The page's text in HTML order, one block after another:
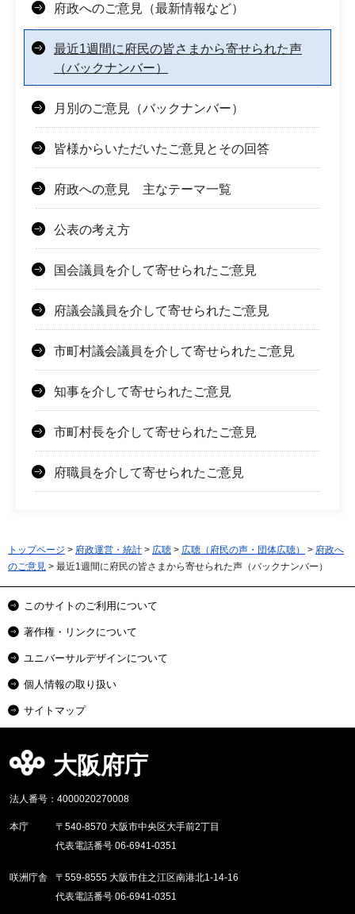
府政へのご意見（最新情報など）
最近1週間に府民の皆さまから寄せられた声
（バックナンバー）
月別のご意見（バックナンバー）
皆様からいただいたご意見とその回答
府政への意見 主なテーマ一覧
公表の考え方
国会議員を介して寄せられたご意見
府議会議員を介して寄せられたご意見
市町村議会議員を介して寄せられたご意見
知事を介して寄せられたご意見
市町村長を介して寄せられたご意見
府職員を介して寄せられたご意見
トップページ > 府政運営・統計 > 広聴 > 広聴（府民の声・団体広聴） > 府政へ
のご意見 > 最近1週間に府民の皆さまから寄せられた声（バックナンバー）
このサイトのご利用について
著作権・リンクについて
ユニバーサルデザインについて
個人情報の取り扱い
サイトマップ
大阪府庁
法人番号：4000020270008
本庁
〒540-8570 大阪市中央区大手前2丁目
代表電話番号 06-6941-0351
咲洲庁舎
〒559-8555 大阪市住之江区南港北1-14-16
代表電話番号 06-6941-0351